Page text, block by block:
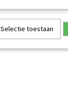
Selectie toestaan